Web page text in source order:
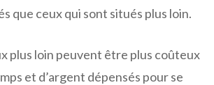
que ceux qui sont situés plus loin.
plus loin peuvent être plus coûteux
et d’argent dépensés pour se